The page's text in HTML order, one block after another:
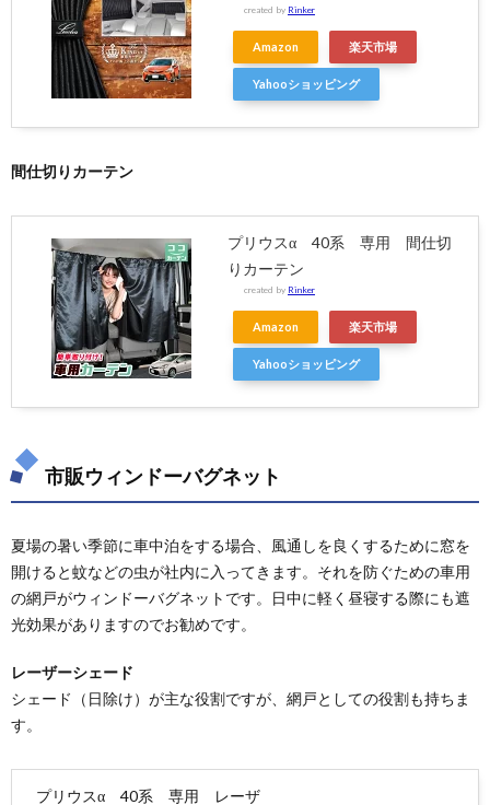
created by Rinker
Amazon 楽天市場
Yahooショッピング
間仕切りカーテン
プリウスα 40系 専用 間仕切
りカーテン
created by Rinker
Amazon 楽天市場
Yahooショッピング
市販ウィンドーバグネット
夏場の暑い季節に車中泊をする場合、風通しを良くするために窓を
開けると蚊などの虫が社内に入ってきます。それを防ぐための車用
の網戸がウィンドーバグネットです。日中に軽く昼寝する際にも遮
光効果がありますのでお勧めです。
レーザーシェード
シェード（日除け）が主な役割ですが、網戸としての役割も持ちま
す。
プリウスα 40系 専用 レーザ